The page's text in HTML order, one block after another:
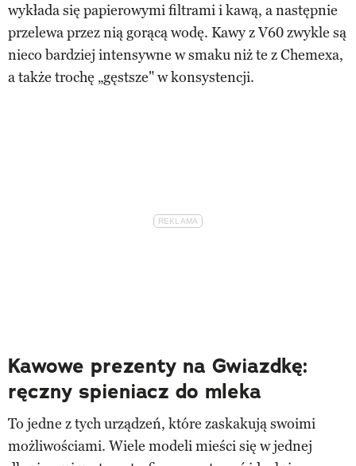
wykłada się papierowymi filtrami i kawą, a następnie
przelewa przez nią gorącą wodę. Kawy z V60 zwykle są
nieco bardziej intensywne w smaku niż te z Chemexa,
a także trochę „gęstsze" w konsystencji.
Kawowe prezenty na Gwiazdkę:
ręczny spieniacz do mleka
To jedne z tych urządzeń, które zaskakują swoimi
możliwościami. Wiele modeli mieści się w jednej